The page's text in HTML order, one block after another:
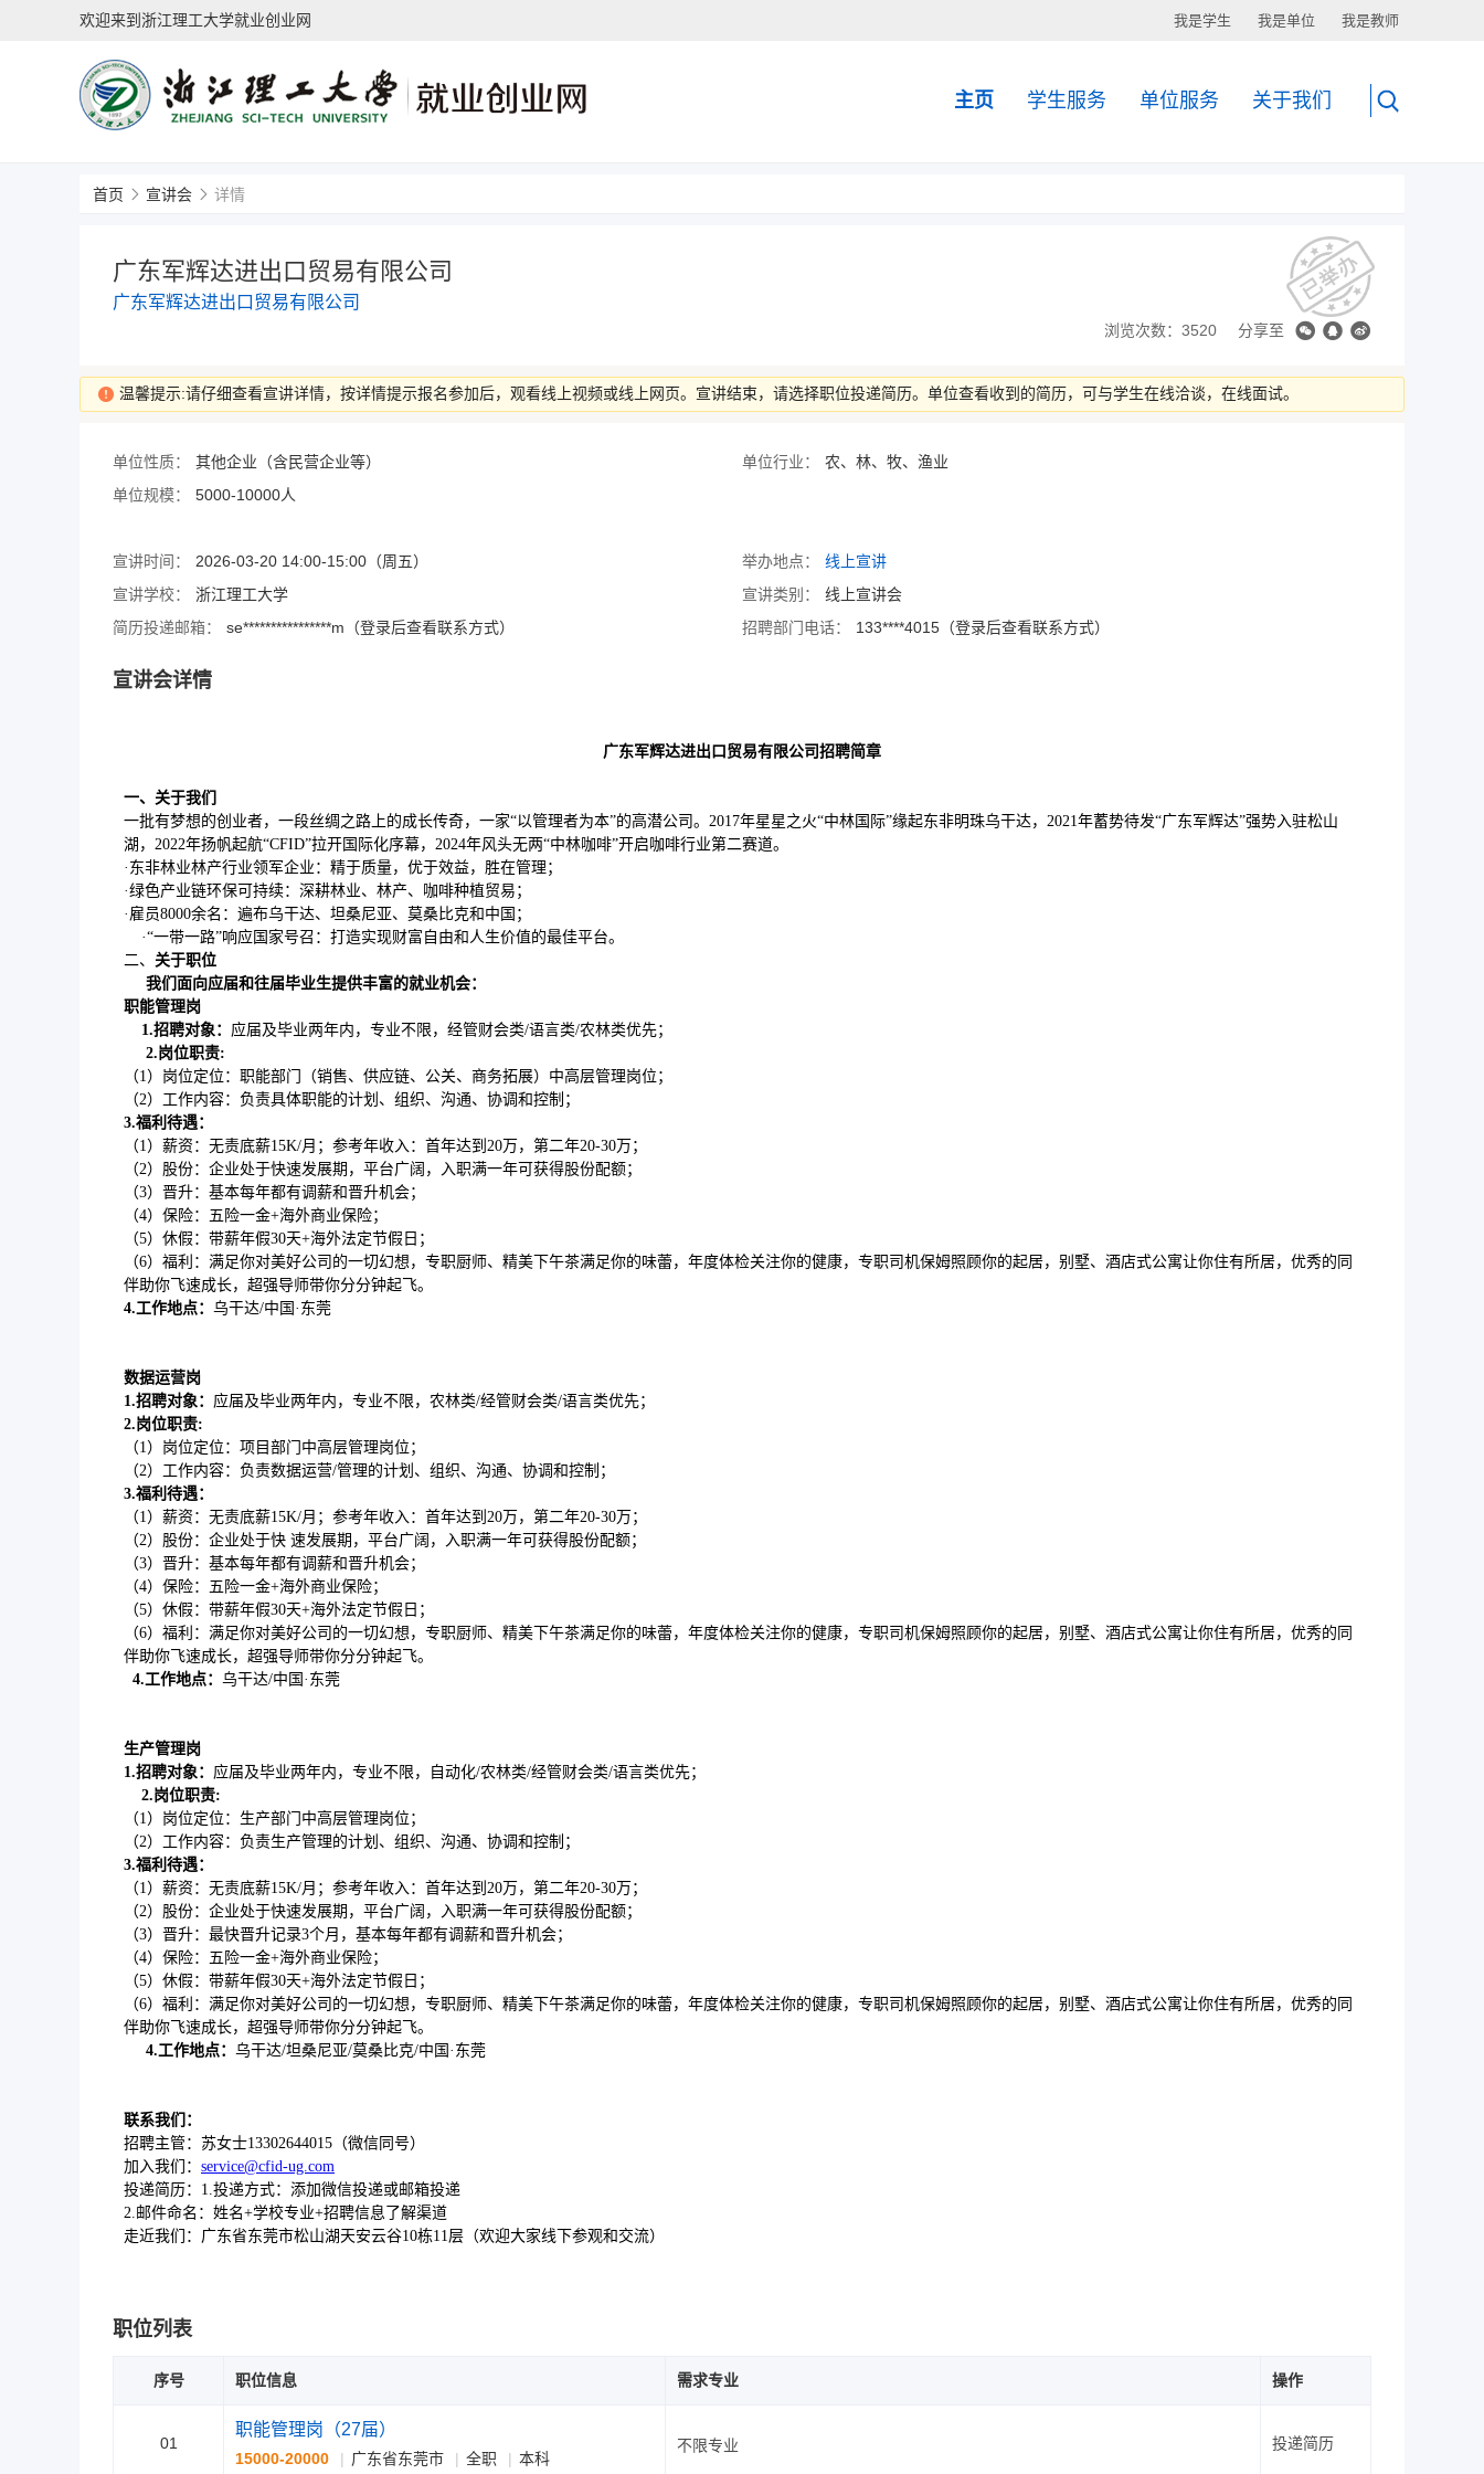
欢迎来到浙江理工大学就业创业网 我是学生 我是单位 我是教师
主页 学生服务 单位服务 关于我们
首页 宣讲会 详情
广东军辉达进出口贸易有限公司
广东军辉达进出口贸易有限公司
浏览次数：3520 分享至
温馨提示:请仔细查看宣讲详情，按详情提示报名参加后，观看线上视频或线上网页。宣讲结束，请选择职位投递简历。单位查看收到的简历，可与学生在线洽谈，在线面试。
单位性质： 其他企业（含民营企业等） 单位行业：
农、林、牧、渔业
单位规模：
5000-10000人
宣讲时间： 2026-03-20 14:00-15:00（周五） 举办地点：
线上宣讲
宣讲学校：
浙江理工大学 宣讲类别：
线上宣讲会
简历投递邮箱：
se****************m（登录后查看联系方式） 招聘部门电话： 133****4015（登录后查看联系方式）
宣讲会详情
广东军辉达进出口贸易有限公司 招聘简章
一、 关于我们
一批有梦想的创业者，一段丝绸之路上的成长传奇，一家“以管理者为本”的高潜公司。2017年星星之火“中林国际”缘起东非明珠乌干达，2021年蓄势待发“广东军辉达”强势入驻松山
湖，2022年扬帆起航“CFID”拉开国际化序幕，2024年风头无两“中林咖啡”开启咖啡行业第二赛道。
·东非林业林产行业领军企业：精于质量，优于效益，胜在管理；
·绿色产业链环保可持续：深耕林业、林产、咖啡种植贸易；
·雇员8000余名：遍布乌干达、坦桑尼亚、莫桑比克和中国；
·“一带一路”响应国家号召：打造实现财富自由和人生价值的最佳平台。
二、 关于职位
我们面向应届和往届毕业生提供丰富的就业机会：
职能管理岗
1.招聘对象： 应届及毕业两年内，专业不限，经管财会类/语言类/农林类优先；
2.岗位职责:
（1）岗位定位：职能部门（销售、供应链、公关、商务拓展）中高层管理岗位；
（2）工作内容：负责具体职能的计划、组织、沟通、协调和控制；
3.福利待遇：
（1）薪资：无责底薪15K/月；参考年收入：首年达到20万，第二年20-30万；
（2）股份：企业处于快速发展期，平台广阔，入职满一年可获得股份配额；
（3）晋升：基本每年都有调薪和晋升机会；
（4）保险：五险一金+海外商业保险；
（5）休假：带薪年假30天+海外法定节假日；
（6）福利：满足你对美好公司的一切幻想，专职厨师、精美下午茶满足你的味蕾，年度体检关注你的健康，专职司机保姆照顾你的起居，别墅、酒店式公寓让你住有所居，优秀的同
伴助你飞速成长，超强导师带你分分钟起飞。
4.工作地点： 乌干达/中国·东莞
数据运营岗
1.招聘对象： 应届及毕业两年内，专业不限，农林类/经管财会类/语言类优先；
2.岗位职责:
（1）岗位定位：项目部门中高层管理岗位；
（2）工作内容：负责数据运营/管理的计划、组织、沟通、协调和控制；
3.福利待遇：
（1）薪资：无责底薪15K/月；参考年收入：首年达到20万，第二年20-30万；
（2）股份：企业处于快 速发展期，平台广阔，入职满一年可获得股份配额；
（3）晋升：基本每年都有调薪和晋升机会；
（4）保险：五险一金+海外商业保险；
（5）休假：带薪年假30天+海外法定节假日；
（6）福利：满足你对美好公司的一切幻想，专职厨师、精美下午茶满足你的味蕾，年度体检关注你的健康，专职司机保姆照顾你的起居，别墅、酒店式公寓让你住有所居，优秀的同
伴助你飞速成长，超强导师带你分分钟起飞。
4.工作地点： 乌干达/中国·东莞
生产管理岗
1.招聘对象： 应届及毕业两年内，专业不限，自动化/农林类/经管财会类/语言类优先；
2.岗位职责:
（1）岗位定位：生产部门中高层管理岗位；
（2）工作内容：负责生产管理的计划、组织、沟通、协调和控制；
3.福利待遇：
（1）薪资：无责底薪15K/月；参考年收入：首年达到20万，第二年20-30万；
（2）股份：企业处于快速发展期，平台广阔，入职满一年可获得股份配额；
（3）晋升：最快晋升记录3个月，基本每年都有调薪和晋升机会；
（4）保险：五险一金+海外商业保险；
（5）休假：带薪年假30天+海外法定节假日；
（6）福利：满足你对美好公司的一切幻想，专职厨师、精美下午茶满足你的味蕾，年度体检关注你的健康，专职司机保姆照顾你的起居，别墅、酒店式公寓让你住有所居，优秀的同
伴助你飞速成长，超强导师带你分分钟起飞。
4.工作地点： 乌干达/坦桑尼亚/莫桑比克/中国·东莞
联系我们 ：
招聘主管：苏女士13302644015（微信同号）
加入我们： service@cfid-ug.com
投递简历：1.投递方式：添加微信投递或邮箱投递
2.邮件命名：姓名+学校专业+招聘信息了解渠道
走近我们：广东省东莞市松山湖天安云谷10栋11层（欢迎大家线下参观和交流）
职位列表
序号 职位信息 需求专业 操作
01
职能管理岗（27届）
15000-20000 广东省东莞市 全职 本科
不限专业 投递简历